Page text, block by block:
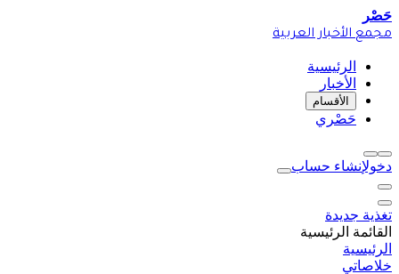
حَصْر
مجمع الأخبار العربية
الرئيسية
الأخبار
الأقسام
حَصْري
دخولإنشاء حساب
تغذية جديدة
القائمة الرئيسية
الرئيسية
خلاصاتي